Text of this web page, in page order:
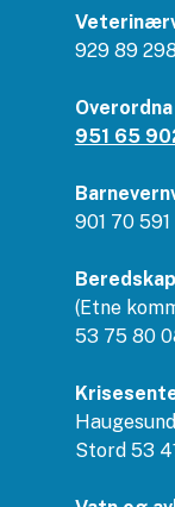
929 89
951 65
901 70 591
(Etne
53 75 80
Stord 53